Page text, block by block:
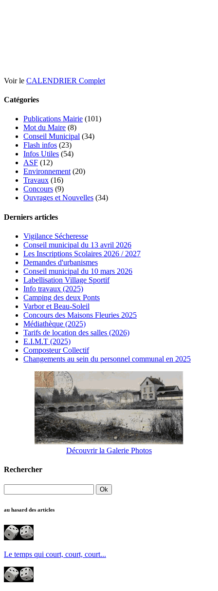
Voir le CALENDRIER Complet
Catégories
Publications Mairie (101)
Mot du Maire (8)
Conseil Municipal (34)
Flash infos (23)
Infos Utiles (54)
ASF (12)
Environnement (20)
Travaux (16)
Concours (9)
Ouvrages et Nouvelles (34)
Derniers articles
Vigilance Sécheresse
Conseil municipal du 13 avril 2026
Les Inscriptions Scolaires 2026 / 2027
Demandes d'urbanismes
Conseil municipal du 10 mars 2026
Labellisation Village Sportif
Info travaux (2025)
Camping des deux Ponts
Varbor et Beau-Soleil
Concours des Maisons Fleuries 2025
Médiathèque (2025)
Tarifs de location des salles (2026)
E.I.M.T (2025)
Composteur Collectif
Changements au sein du personnel communal en 2025
Découvrir la Galerie Photos
Rechercher
au hasard des articles
Le temps qui court, court, court...